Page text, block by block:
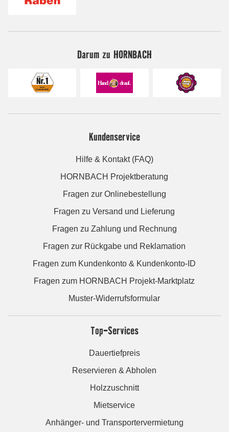
Darum zu HORNBACH
Kundenservice
Hilfe & Kontakt (FAQ)
HORNBACH Projektberatung
Fragen zur Onlinebestellung
Fragen zu Versand und Lieferung
Fragen zu Zahlung und Rechnung
Fragen zur Rückgabe und Reklamation
Fragen zum Kundenkonto & Kundenkonto-ID
Fragen zum HORNBACH Projekt-Marktplatz
Muster-Widerrufsformular
Top-Services
Dauertiefpreis
Reservieren & Abholen
Holzzuschnitt
Mietservice
Anhänger- und Transportervermietung